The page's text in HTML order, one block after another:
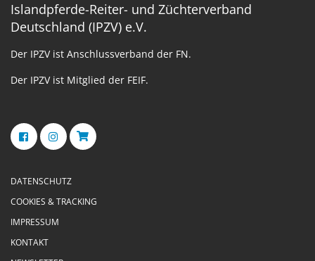
Islandpferde-Reiter- und Züchterverband
Deutschland (IPZV) e.V.
Der IPZV ist Anschlussverband der FN.
Der IPZV ist Mitglied der FEIF.
DATENSCHUTZ
COOKIES & TRACKING
IMPRESSUM
KONTAKT